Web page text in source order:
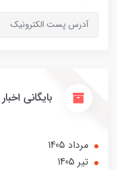
بایگانی اخبار
مرداد 1405
تير 1405